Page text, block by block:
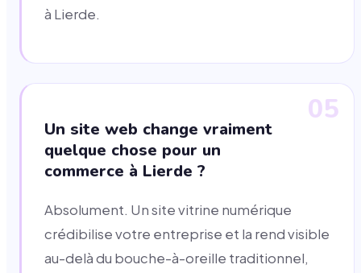
à Lierde.
05
Un site web change vraiment
quelque chose pour un
commerce à Lierde ?
Absolument. Un site vitrine numérique
crédibilise votre entreprise et la rend visible
au-delà du bouche-à-oreille traditionnel,